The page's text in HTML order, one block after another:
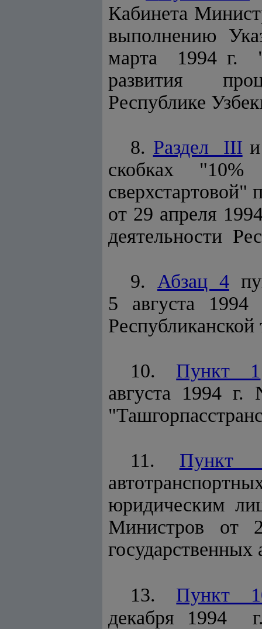
Кабинета
выполнению
марта 1994 г.
развития
Республике
8. Раздел III
скобках "10%
от 29 апреля
деятельности
9. Абзац 4
5 августа
Республиканской
10. Пункт 1
августа 1994 г.
11.
юридическим
Министров от
государственных
13. Пункт
декабря